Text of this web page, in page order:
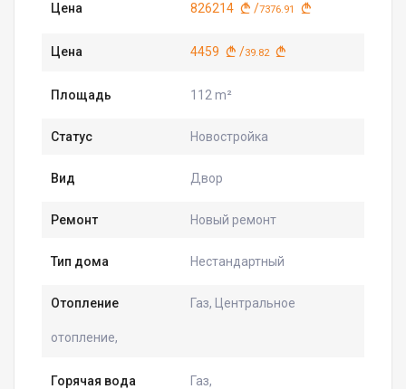
Цена 826214 /7376.91
Цена 4459 /39.82
Площадь 112 m²
Статус Новостройка
Вид Двор
Ремонт Новый ремонт
Тип дома Нестандартный
Отопление Газ, Центральное
отопление,
Горячая вода Газ,